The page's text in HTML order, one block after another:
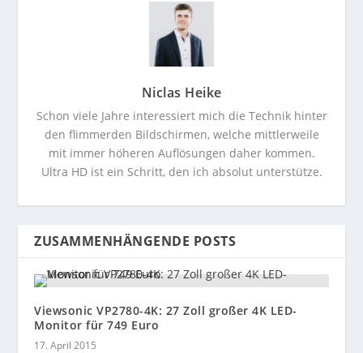
Niclas Heike
Schon viele Jahre interessiert mich die Technik hinter
den flimmerden Bildschirmen, welche mittlerweile
mit immer höheren Auflösungen daher kommen.
Ultra HD ist ein Schritt, den ich absolut unterstütze.
ZUSAMMENHÄNGENDE POSTS
Viewsonic VP2780-4K: 27 Zoll großer 4K LED-
Monitor für 749 Euro
17. April 2015